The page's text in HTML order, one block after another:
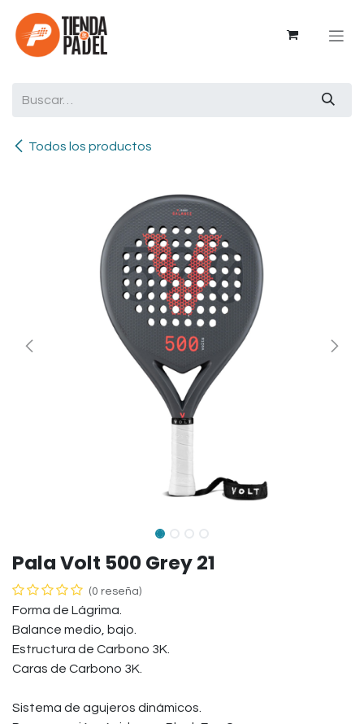
Ir al contenido
Todos los productos
Pala Volt 500 Grey 21
(0 reseña)
Forma de Lágrima.
Balance medio, bajo.
Estructura de Carbono 3K.
Caras de Carbono 3K.
Sistema de agujeros dinámicos.